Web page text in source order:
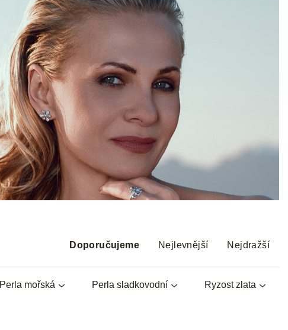
z
n
Doporučujeme Nejlevnější Nejdražší
Perla mořská Perla sladkovodní Ryzost zlata